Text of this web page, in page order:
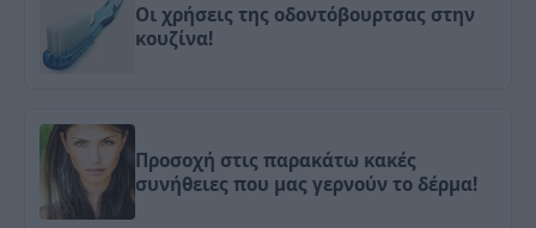
Οι χρήσεις της οδοντόβουρτσας στην
κουζίνα!
Προσοχή στις παρακάτω κακές
συνήθειες που μας γερνούν το δέρμα!